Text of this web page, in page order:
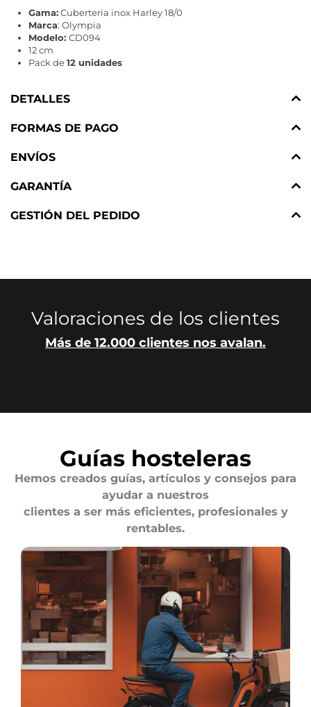
Gama:Cuberteria inox Harley 18/0
Marca: Olympia
Modelo: CD094
12 cm
Pack de12 unidades
DETALLES
FORMAS DE PAGO
ENVÍOS
GARANTÍA
GESTIÓN DEL PEDIDO
Valoraciones de los clientes
Más de 12.000 clientes nos avalan.
Guías hosteleras
Hemos creados guías, artículos y consejos para
ayudar a nuestros
clientes a ser más eficientes, profesionales y
rentables.